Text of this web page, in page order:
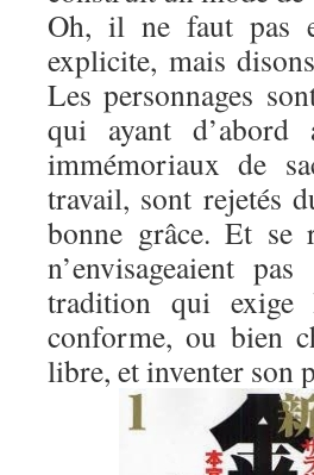
Oh, il ne faut pas
explicite, mais
Les personnages
qui ayant d’abord
immémoriaux de
travail, sont rejetés
bonne grâce. Et se
n’envisageaient
tradition qui exige
conforme, ou bien
libre, et inventer son